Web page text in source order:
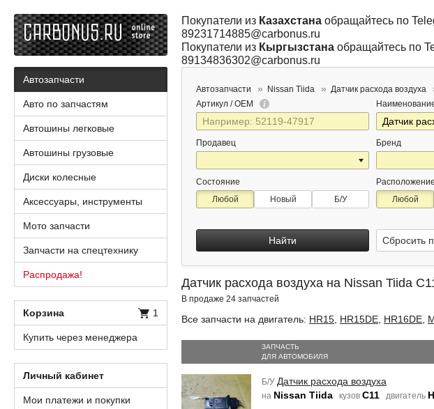
Покупатели из Казахстана обращайтесь по
89231714885@carbonus.ru
Покупатели из Кыргызстана обращайтесь по
89134836302@carbonus.ru
Автозапчасти Nissan Tiida Датчик расхода воздуха
Артикул / OEM
Продавец Бренд
Состояние
Любой
Новый Б/У
Расположение
Любой
Найти Сбросить
Датчик расхода воздуха на Nissan Tiida
В продаже 24 запчастей
Все запчасти на двигатель: HR15 HR15DE HR16DE
ЗАПЧАСТЬ
ДЛЯ АВТОМОБИЛЯ
Б/У Датчик расхода воздуха
на Nissan Tiida кузов C11 двигатель
Автозапчасти
Авто по запчастям
Автошины легковые
Автошины грузовые
Диски колесные
Аксессуары, инструменты
Мото запчасти
Запчасти на спецтехнику
Распродажа!
Корзина 1
Купить через менеджера
Личный кабинет
Мои платежи и покупки